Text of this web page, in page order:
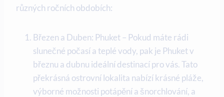
různých ročních obdobích:
Březen a Duben: Phuket – Pokud máte rádi
slunečné počasí a teplé vody, pak je Phuket v
březnu a dubnu ideální destinací pro vás. Tato
překrásná ostrovní lokalita nabízí krásné pláže,
výborné možnosti potápění a šnorchlování, a